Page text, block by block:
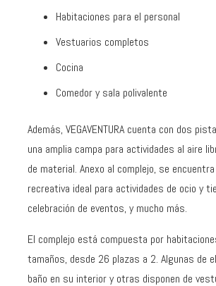
Habitaciones para el personal
Vestuarios completos
Cocina
Comedor y sala polivalente
Además, VEGAVENTURA cuenta con dos
una amplia campa para actividades al aire
de material. Anexo al complejo, se
recreativa ideal para actividades de ocio y
celebración de eventos, y mucho más.
El complejo está compuesta por
tamaños, desde 26 plazas a 2. Algunas de
baño en su interior y otras disponen de